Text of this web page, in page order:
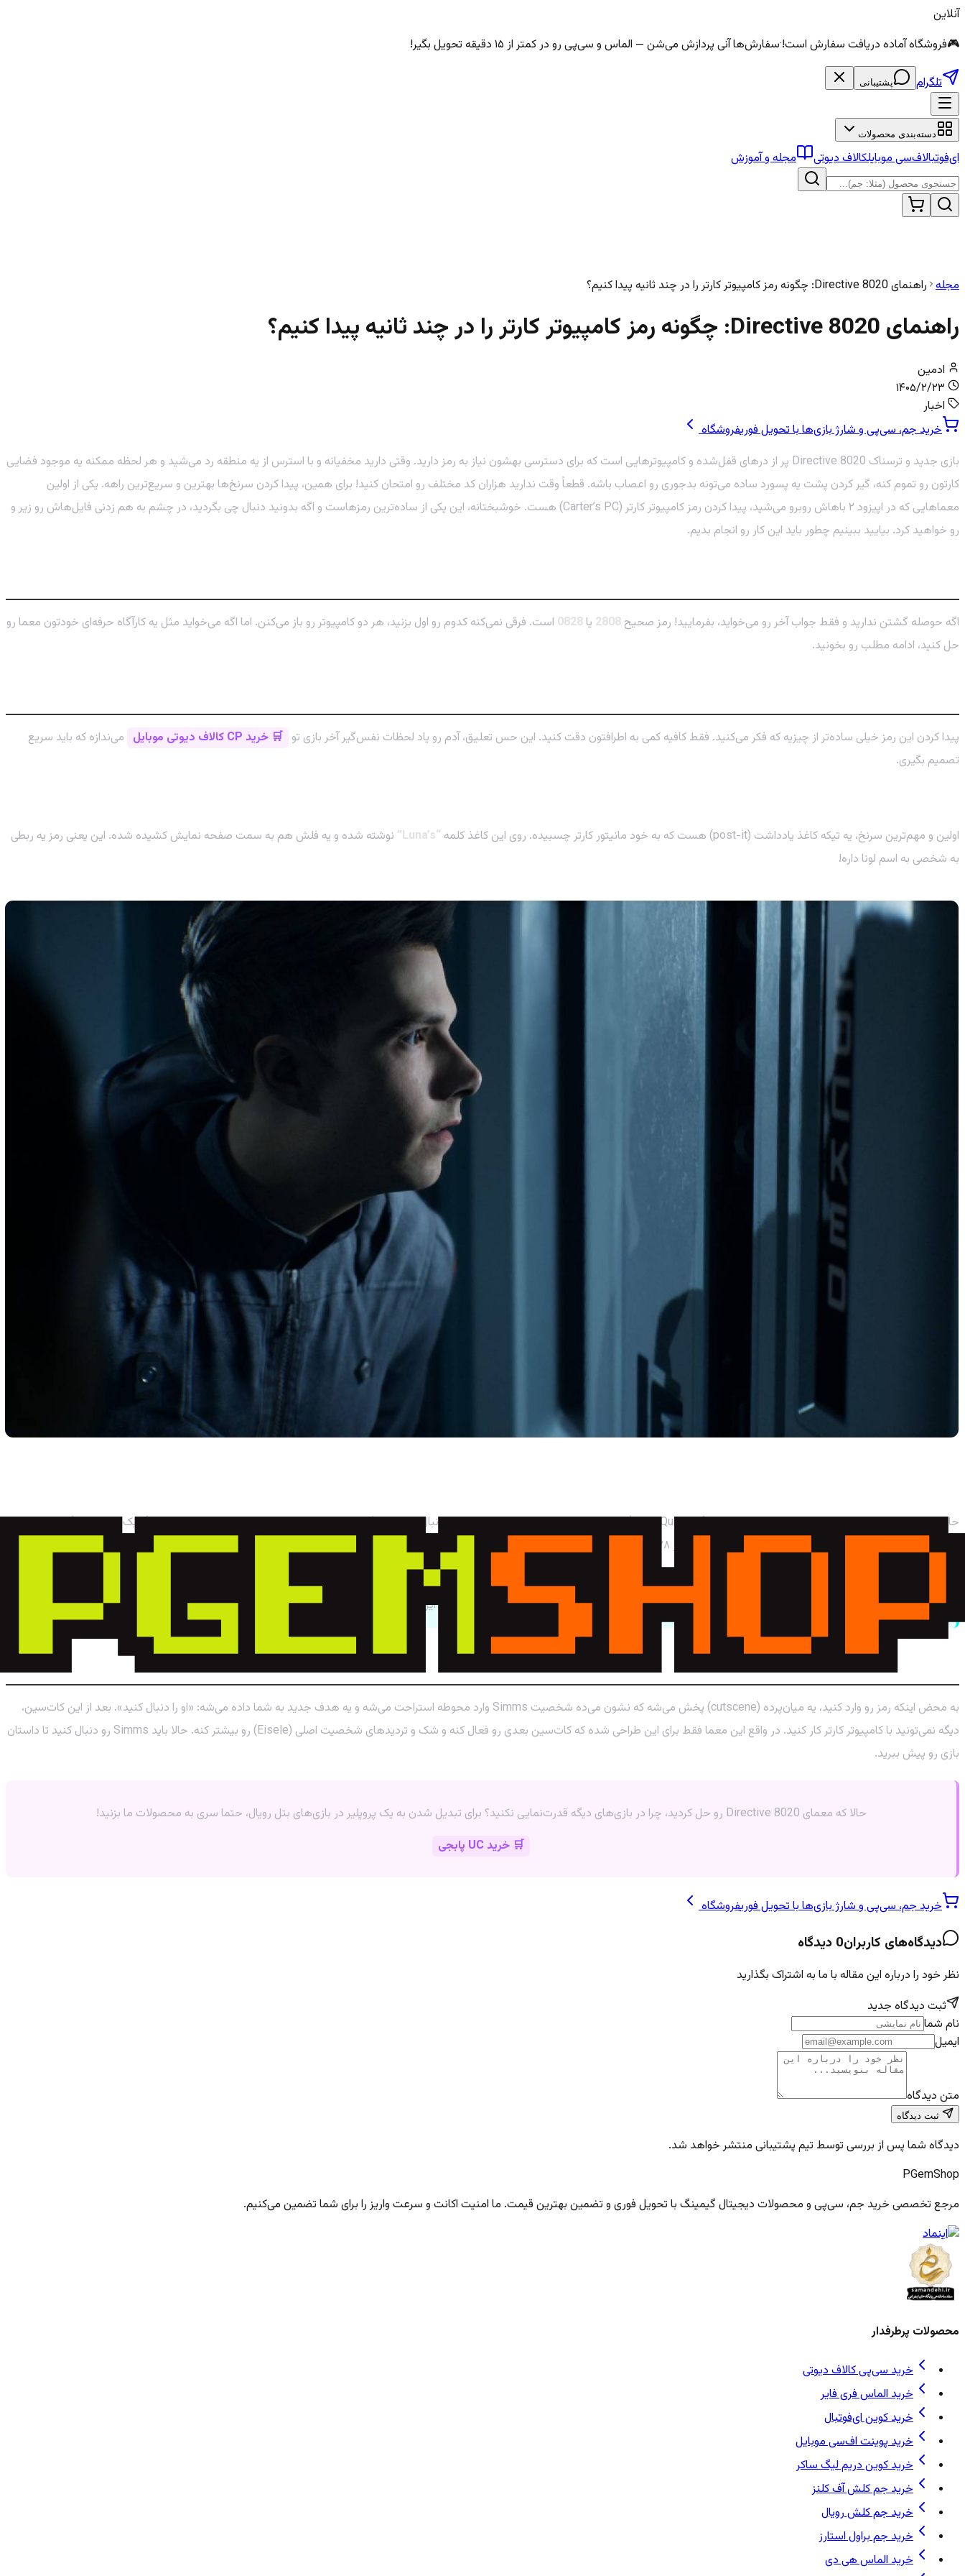
آنلاین
🎮فروشگاه آماده دریافت سفارش است!·سفارش‌ها آنی پردازش می‌شن — الماس و سی‌پی رو در کمتر از ۱۵ دقیقه تحویل بگیر!
تلگرام پشتیبانی
دسته‌بندی محصولات
ای‌فوتبالاف‌سی موبایلکالاف دیوتی مجله و آموزش
مجله راهنمای Directive 8020: چگونه رمز کامپیوتر کارتر را در چند ثانیه پیدا کنیم؟
راهنمای Directive 8020: چگونه رمز کامپیوتر کارتر را در چند ثانیه پیدا کنیم؟
ادمین
۱۴۰۵/۲/۲۳
اخبار
خرید جم، سی‌پی و شارژ بازی‌ها با تحویل فوریفروشگاه
بازی جدید و ترسناک Directive 8020 پر از درهای قفل‌شده و کامپیوترهایی است که برای دسترسی بهشون نیاز به رمز دارید. وقتی دارید مخفیانه و با استرس از یه منطقه رد می‌شید و هر لحظه ممکنه یه موجود فضایی
کارتون رو تموم کنه، گیر کردن پشت یه پسورد ساده می‌تونه بدجوری رو اعصاب باشه. قطعاً وقت ندارید هزاران کد مختلف رو امتحان کنید! برای همین، پیدا کردن سرنخ‌ها بهترین و سریع‌ترین راهه. یکی از اولین
معماهایی که در اپیزود ۲ باهاش روبرو می‌شید، پیدا کردن رمز کامپیوتر کارتر (Carter’s PC) هست. خوشبختانه، این یکی از ساده‌ترین رمزهاست و اگه بدونید دنبال چی بگردید، در چشم به هم زدنی فایل‌هاش رو زیر و
رو خواهید کرد. بیایید ببینیم چطور باید این کار رو انجام بدیم.
اگه حوصله گشتن ندارید و فقط جواب آخر رو می‌خواید، بفرمایید! رمز صحیح 2808 یا 0828 است. فرقی نمی‌کنه کدوم رو اول بزنید، هر دو کامپیوتر رو باز می‌کنن. اما اگه می‌خواید مثل یه کارآگاه حرفه‌ای خودتون معما رو
حل کنید، ادامه مطلب رو بخونید.
پیدا کردن این رمز خیلی ساده‌تر از چیزیه که فکر می‌کنید. فقط کافیه کمی به اطرافتون دقت کنید. این حس تعلیق، آدم رو یاد لحظات نفس‌گیر آخر بازی تو 🛒 خرید CP کالاف دیوتی موبایل
می‌ندازه که باید سریع
تصمیم بگیری.
اولین و مهم‌ترین سرنخ، یه تیکه کاغذ یادداشت (post-it) هست که به خود مانیتور کارتر چسبیده. روی این کاغذ کلمه “Luna’s”
نوشته شده و یه فلش هم به سمت صفحه نمایش کشیده شده. این یعنی رمز یه ربطی
به شخصی به اسم لونا داره!
حالا از اتاق کارتر خارج بشید و به محوطه استراحت خدمه (Crew Quarters) برید. به سمت راست بپیچید و روی دیوار دنبال یه تقویم بگردید. به تقویم نزدیک بشید و باهاش تعامل کنید (کلیک چپ موس). تقویم ماه
نکته طلایی:حالا همه چیز مشخص شد! ماه آگوست ماه ۸ میلادی و روز تولد هم ۲۸ هست. پس رمز ما ترکیبی از این دو عدده: 28 و 08. به همین سادگی!
بعد از وارد کردن رمز چه اتفاقی می‌افتد؟
به محض اینکه رمز رو وارد کنید، یه میان‌پرده (cutscene) پخش می‌شه که نشون می‌ده شخصیت Simms وارد محوطه استراحت می‌شه و یه هدف جدید به شما داده می‌شه: «او را دنبال کنید». بعد از این کات‌سین،
دیگه نمی‌تونید با کامپیوتر کارتر کار کنید. در واقع این معما فقط برای این طراحی شده که کات‌سین بعدی رو فعال کنه و شک و تردیدهای شخصیت اصلی (Eisele) رو بیشتر کنه. حالا باید Simms رو دنبال کنید تا داستان
بازی رو پیش ببرید.
حالا که معمای Directive 8020 رو حل کردید، چرا در بازی‌های دیگه قدرت‌نمایی نکنید؟ برای تبدیل شدن به یک پروپلیر در بازی‌های بتل رویال، حتما سری به محصولات ما بزنید!
🛒 خرید UC پابجی
خرید جم، سی‌پی و شارژ بازی‌ها با تحویل فوریفروشگاه
دیدگاه‌های کاربران0 دیدگاه
نظر خود را درباره این مقاله با ما به اشتراک بگذارید
ثبت دیدگاه جدید
نام شما
ایمیل
متن دیدگاه
ثبت دیدگاه
دیدگاه شما پس از بررسی توسط تیم پشتیبانی منتشر خواهد شد.
PGemShop
مرجع تخصصی خرید جم، سی‌پی و محصولات دیجیتال گیمینگ با تحویل فوری و تضمین بهترین قیمت. ما امنیت اکانت و سرعت واریز را برای شما تضمین می‌کنیم.
محصولات پرطرفدار
خرید سی‌پی کالاف دیوتی
خرید الماس فری فایر
خرید کوین ای‌فوتبال
خرید پوینت اف‌سی موبایل
خرید کوین دریم لیگ ساکر
خرید جم کلش آف کلنز
خرید جم کلش رویال
خرید جم براول استارز
خرید الماس هی دی